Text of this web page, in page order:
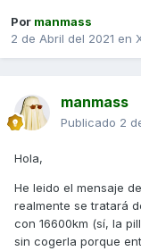
Por manmass
2 de Abril del 2021 en
manmass
Publicado 2
Hola,
He leido el mensaje
realmente se tratará
con 16600km (sí, la
sin cogerla porque